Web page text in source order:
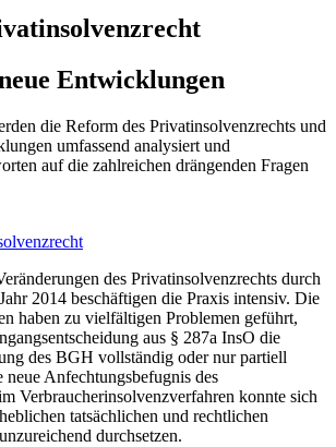
Entwicklungen
die Reform des Privatinsolvenzrechts und
umfassend analysiert und
auf die zahlreichen drängenden Fragen
des Privatinsolvenzrechts durch
2014 beschäftigen die Praxis intensiv. Die
haben zu vielfältigen Problemen geführt,
aus § 287a InsO die
des BGH vollständig oder nur partiell
neue Anfechtungsbefugnis des
Verbraucherinsolvenzverfahren konnte sich
tatsächlichen und rechtlichen
durchsetzen.